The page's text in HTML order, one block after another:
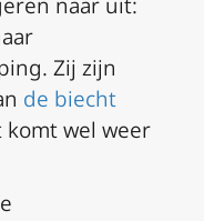
naar uit:
Zij zijn
de biecht
wel weer